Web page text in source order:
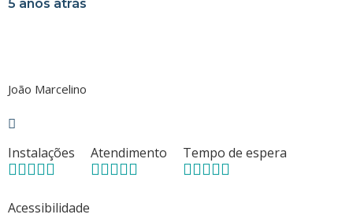
5 anos atrás
João Marcelino
Instalações Atendimento Tempo de espera
Acessibilidade